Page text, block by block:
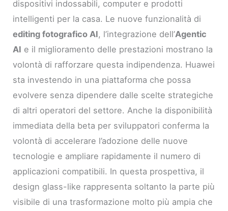
dispositivi indossabili, computer e prodotti
intelligenti per la casa. Le nuove funzionalità di
editing fotografico AI, l’integrazione dell’Agentic
AI e il miglioramento delle prestazioni mostrano la
volontà di rafforzare questa indipendenza. Huawei
sta investendo in una piattaforma che possa
evolvere senza dipendere dalle scelte strategiche
di altri operatori del settore. Anche la disponibilità
immediata della beta per sviluppatori conferma la
volontà di accelerare l’adozione delle nuove
tecnologie e ampliare rapidamente il numero di
applicazioni compatibili. In questa prospettiva, il
design glass-like rappresenta soltanto la parte più
visibile di una trasformazione molto più ampia che